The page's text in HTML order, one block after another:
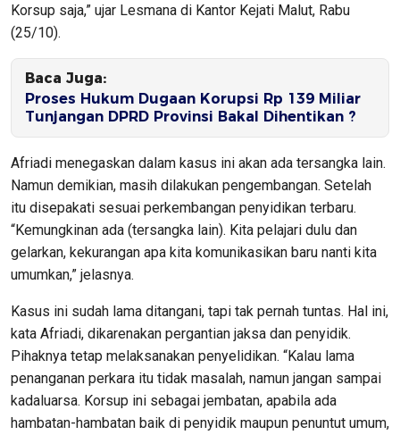
Korsup saja,” ujar Lesmana di Kantor Kejati Malut, Rabu
(25/10).
Baca Juga:
Proses Hukum Dugaan Korupsi Rp 139 Miliar
Tunjangan DPRD Provinsi Bakal Dihentikan ?
Afriadi menegaskan dalam kasus ini akan ada tersangka lain.
Namun demikian, masih dilakukan pengembangan. Setelah
itu disepakati sesuai perkembangan penyidikan terbaru.
“Kemungkinan ada (tersangka lain). Kita pelajari dulu dan
gelarkan, kekurangan apa kita komunikasikan baru nanti kita
umumkan,” jelasnya.
Kasus ini sudah lama ditangani, tapi tak pernah tuntas. Hal ini,
kata Afriadi, dikarenakan pergantian jaksa dan penyidik.
Pihaknya tetap melaksanakan penyelidikan. “Kalau lama
penanganan perkara itu tidak masalah, namun jangan sampai
kadaluarsa. Korsup ini sebagai jembatan, apabila ada
hambatan-hambatan baik di penyidik maupun penuntut umum,